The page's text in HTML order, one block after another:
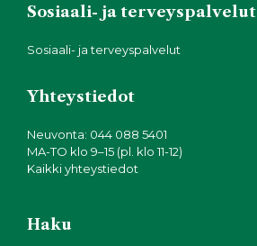
Sosiaali- ja terveyspalvelut
Sosiaali- ja terveyspalvelut
Yhteystiedot
Neuvonta: 044 088 5401
MA-TO klo 9–15 (pl. klo 11-12)
Kaikki yhteystiedot
Haku